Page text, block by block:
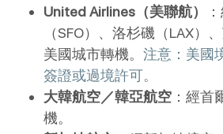
United Airlines（美聯航）
（SFO）、洛杉磯（LAX）
美國城市轉機。 注意：美國
簽證或過境許可。
大韓航空／韓亞航空 ：經首
機。